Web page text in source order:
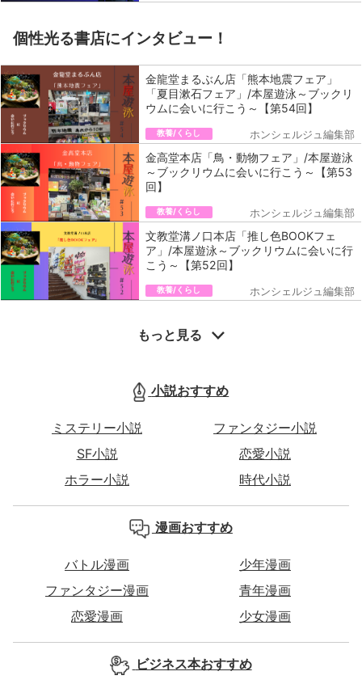
個性光る書店にインタビュー！
金龍堂まるぶん店「熊本地震フェア」
「夏目漱石フェア」/本屋遊泳～ブックリ
ウムに会いに行こう～【第54回】
教養/くらし ホンシェルジュ編集部
金高堂本店「鳥・動物フェア」/本屋遊泳
～ブックリウムに会いに行こう～【第53
回】
教養/くらし ホンシェルジュ編集部
文教堂溝ノ口本店「推し色BOOKフェ
ア」/本屋遊泳～ブックリウムに会いに行
こう～【第52回】
教養/くらし ホンシェルジュ編集部
もっと見る
小説おすすめ
ミステリー小説
ファンタジー小説
SF小説
恋愛小説
ホラー小説
時代小説
漫画おすすめ
バトル漫画
少年漫画
ファンタジー漫画
青年漫画
恋愛漫画
少女漫画
ビジネス本おすすめ